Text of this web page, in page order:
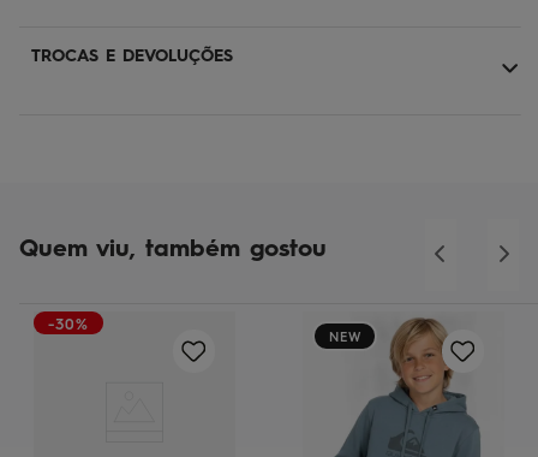
TROCAS E DEVOLUÇÕES
Quem viu, também gostou
-30%
NEW